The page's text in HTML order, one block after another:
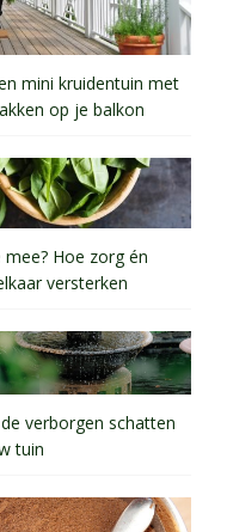
mini kruidentuin met
op je balkon
mee? Hoe zorg én
versterken
verborgen schatten
tuin